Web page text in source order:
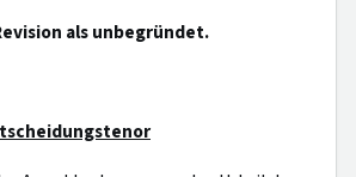
als unbegründet.